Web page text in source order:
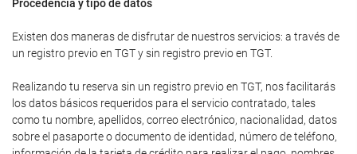
Procedencia y tipo de datos
Existen dos maneras de disfrutar de nuestros servicios: a través de
un registro previo en TGT y sin registro previo en TGT.
Realizando tu reserva sin un registro previo en TGT, nos facilitarás
los datos básicos requeridos para el servicio contratado, tales
como tu nombre, apellidos, correo electrónico, nacionalidad, datos
sobre el pasaporte o documento de identidad, número de teléfono,